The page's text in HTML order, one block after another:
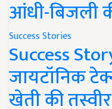
आंधी-बिजली
Success Stories
Success
जायटॉनिक
खेती की